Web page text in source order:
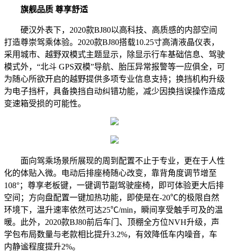
旗舰品质 尊享舒适
硬汉外表下，2020款BJ80以高科技、高质感的内部空间
打造尊崇驾乘体验。2020款BJ80搭载10.25寸高清液晶仪表，
采用城市、越野双模式主题显示，除显示行车基础信息、驾驶
模式外，“北斗 GPS双模”导航、胎压异常报警等一应俱全，可
为随心所欲开启的越野提供多项专业信息支持；换挡机构升级
为电子挡杆，具备换挡自动纠错功能，减少因换挡误操作造成
变速箱受损的可能性。
面向驾乘场景所展现的周到配置不止于专业，更在于人性
化的体贴入微。电动后排座椅随心改变，靠背角度调节增至
108°；尊享老板键，一键调节副驾驶座椅，即可体验更大后排
空间；方向盘配置一键加热功能，即使是在-20℃的极限自然
环境下，温升速率依然可达25℃/min，瞬间享受触手可及的温
暖。此外，2020款BJ80前后车门、顶棚全方位NVH升级，声
学包布局数量与老款相比提升3.2%，有效降低车内噪音，车
内静谧程度提升2%。